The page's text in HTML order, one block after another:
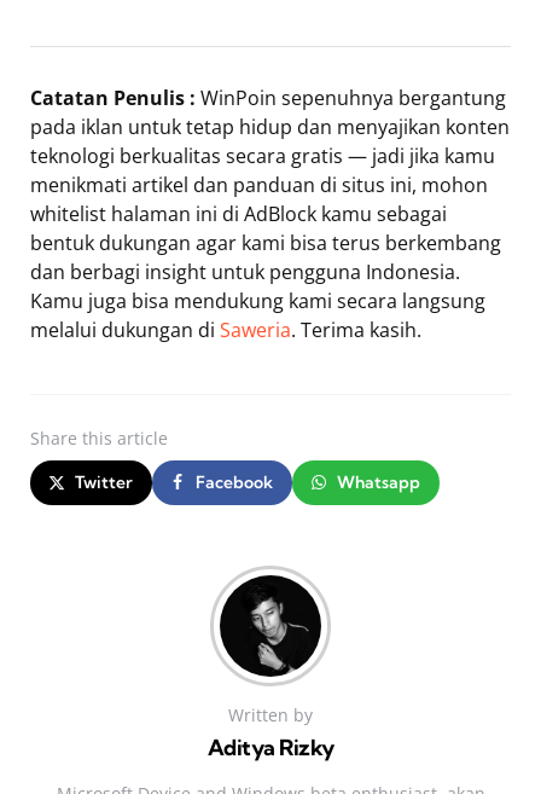
Catatan Penulis : WinPoin sepenuhnya bergantung
pada iklan untuk tetap hidup dan menyajikan konten
teknologi berkualitas secara gratis — jadi jika kamu
menikmati artikel dan panduan di situs ini, mohon
whitelist halaman ini di AdBlock kamu sebagai
bentuk dukungan agar kami bisa terus berkembang
dan berbagi insight untuk pengguna Indonesia.
Kamu juga bisa mendukung kami secara langsung
melalui dukungan di Saweria. Terima kasih.
Share this article
Twitter Facebook Whatsapp
Written by
Aditya Rizky